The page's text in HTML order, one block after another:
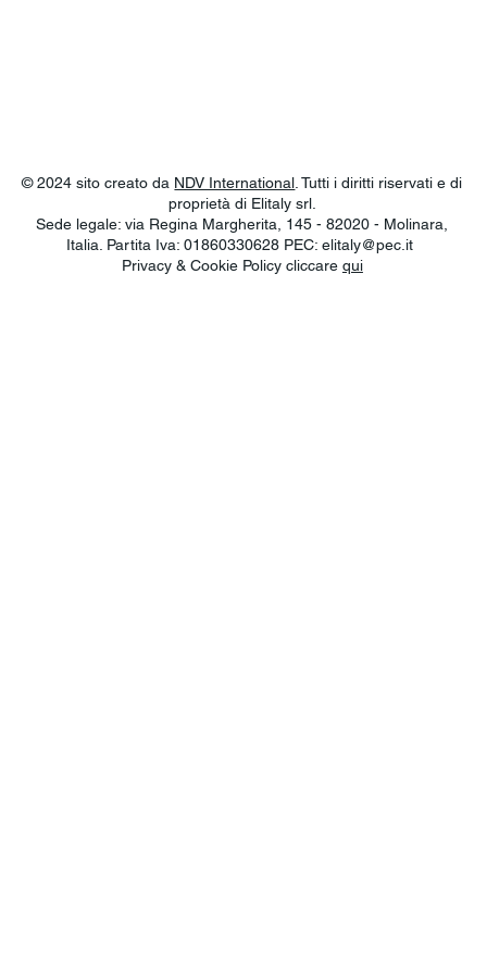
© 2024 sito creato da NDV International . Tutti i diritti riservati e di
proprietà di Elitaly srl.
Sede legale: via Regina Margherita, 145 - 82020 - Molinara,
Italia. Partita Iva: 01860330628 PEC:elitaly@pec.it
Privacy & Cookie Policy cliccare qui